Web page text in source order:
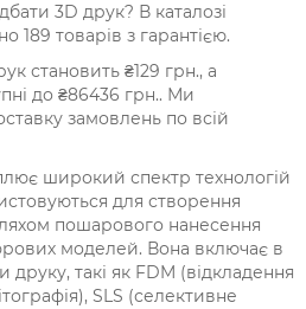
3D друк? В каталозі
189 товарів з гарантією.
становить ₴129 грн., а
до ₴86436 грн.. Ми
замовлень по всій
широкий спектр технологій
для створення
пошарового нанесення
моделей. Вона включає в
друку, такі як FDM (відкладення
SLS (селективне